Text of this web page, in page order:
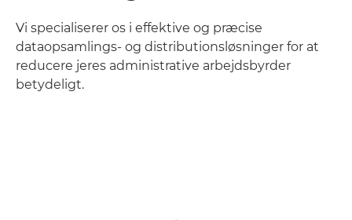
Vi specialiserer os i effektive og præcise
dataopsamlings- og distributionsløsninger for at
reducere jeres administrative arbejdsbyrder
betydeligt.